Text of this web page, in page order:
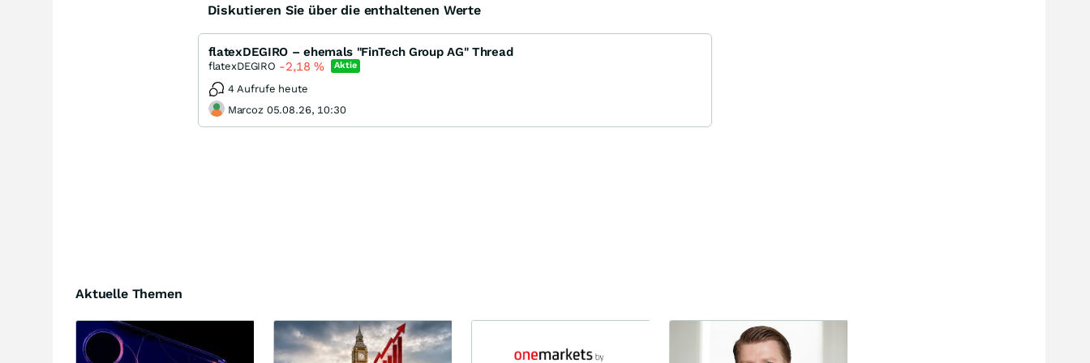
Diskutieren Sie über die enthaltenen Werte
flatexDEGIRO – ehemals "FinTech Group AG" Thread
flatexDEGIRO -2,18% Aktie
4 Aufrufe heute
Marcoz 05.08.26, 10:30
Aktuelle Themen